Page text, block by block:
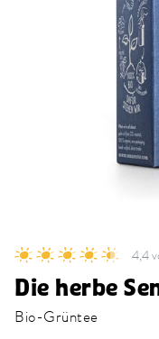
4,4
Die herbe
Bio-Grüntee